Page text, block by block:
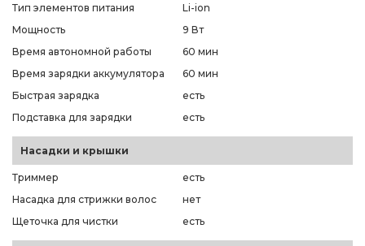
Тип элементов питания
Li-ion
Мощность
9 Вт
Время автономной работы
60 мин
Время зарядки аккумулятора
60 мин
Быстрая зарядка
есть
Подставка для зарядки
есть
Насадки и крышки
Триммер
есть
Насадка для стрижки волос
нет
Щеточка для чистки
есть